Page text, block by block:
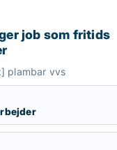
som fritids
job som fritids
plambar vvs